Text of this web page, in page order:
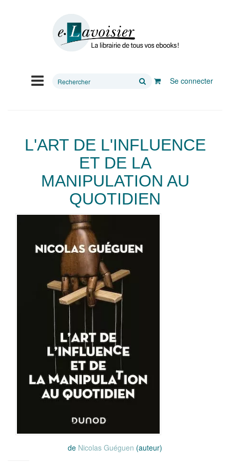
Rechercher
Se connecter
L'ART DE L'INFLUENCE
ET DE LA
MANIPULATION AU
QUOTIDIEN
de Nicolas Guéguen (auteur)